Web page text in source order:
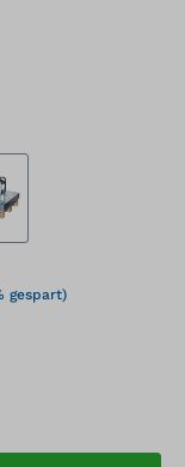
gespart)